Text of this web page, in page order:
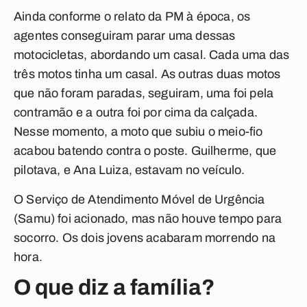
Ainda conforme o relato da PM à época, os
agentes conseguiram parar uma dessas
motocicletas, abordando um casal. Cada uma das
três motos tinha um casal. As outras duas motos
que não foram paradas, seguiram, uma foi pela
contramão e a outra foi por cima da calçada.
Nesse momento, a moto que subiu o meio-fio
acabou batendo contra o poste. Guilherme, que
pilotava, e Ana Luiza, estavam no veículo.
O Serviço de Atendimento Móvel de Urgência
(Samu) foi acionado, mas não houve tempo para
socorro. Os dois jovens acabaram morrendo na
hora.
O que diz a família?